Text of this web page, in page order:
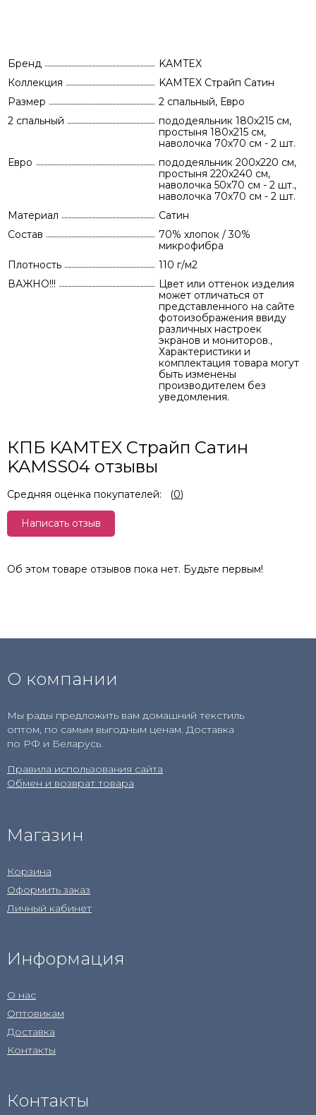
Бренд
KAMTEX
Коллекция
KAMTEX Страйп Сатин
Размер
2 спальный, Евро
2 спальный
пододеяльник 180х215 см,
простыня 180х215 см,
наволочка 70х70 см - 2 шт.
Евро
пододеяльник 200х220 см,
простыня 220х240 см,
наволочка 50х70 см - 2 шт.,
наволочка 70х70 см - 2 шт.
Материал
Сатин
Состав
70% хлопок / 30%
микрофибра
Плотность
110 г/м2
ВАЖНО!!!
Цвет или оттенок изделия
может отличаться от
представленного на сайте
фотоизображения ввиду
различных настроек
экранов и мониторов.,
Характеристики и
комплектация товара могут
быть изменены
производителем без
уведомления.
КПБ KAMTEX Страйп Сатин
KAMSS04 отзывы
Средняя оценка покупателей: (0)
Написать отзыв
Об этом товаре отзывов пока нет. Будьте первым!
О компании
Мы рады предложить вам домашний текстиль
оптом, по самым выгодным ценам. Доставка
по РФ и Беларусь.
Правила использования сайта
Обмен и возврат товара
Магазин
Корзина
Оформить заказ
Личный кабинет
Информация
О нас
Оптовикам
Доставка
Контакты
Контакты